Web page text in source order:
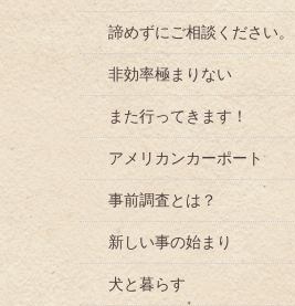
諦めずにご相談ください。
非効率極まりない
また行ってきます！
アメリカンカーポート
事前調査とは？
新しい事の始まり
犬と暮らす